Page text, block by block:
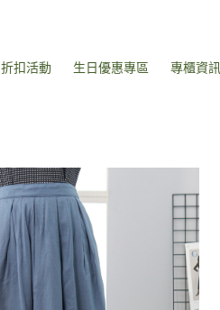
折扣活動 生日優惠專區 專櫃資訊